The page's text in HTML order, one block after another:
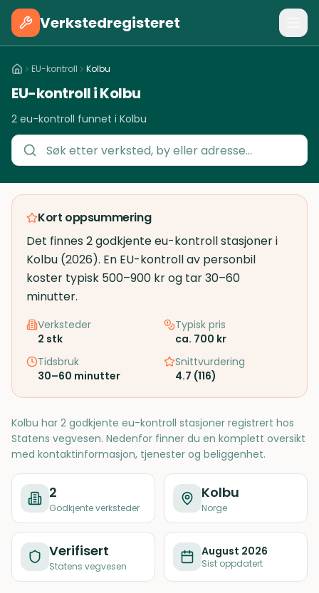
Verkstedregisteret
EU-kontroll Kolbu
EU-kontroll i Kolbu
2 eu-kontroll funnet i Kolbu
Kort oppsummering
Det finnes 2 godkjente eu-kontroll stasjoner i
Kolbu (2026). En EU-kontroll av personbil
koster typisk 500–900 kr og tar 30–60
minutter.
Verksteder
2 stk
Typisk pris
ca. 700 kr
Tidsbruk
30–60 minutter
Snittvurdering
4.7 (116)
Kolbu har 2 godkjente eu-kontroll stasjoner registrert hos
Statens vegvesen. Nedenfor finner du en komplett oversikt
med kontaktinformasjon, tjenester og beliggenhet.
2
Godkjente verksteder
Kolbu
Norge
Verifisert
Statens vegvesen
August 2026
Sist oppdatert